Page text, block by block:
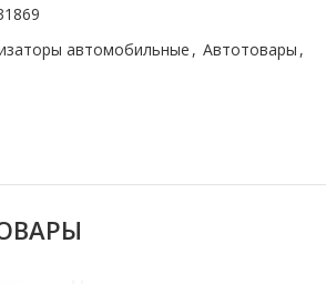
автомобильные , Автотовары ,